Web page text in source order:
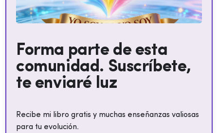
Forma parte de esta
comunidad. Suscríbete,
te enviaré luz
Recibe mi libro gratis y muchas enseñanzas valiosas
para tu evolución.